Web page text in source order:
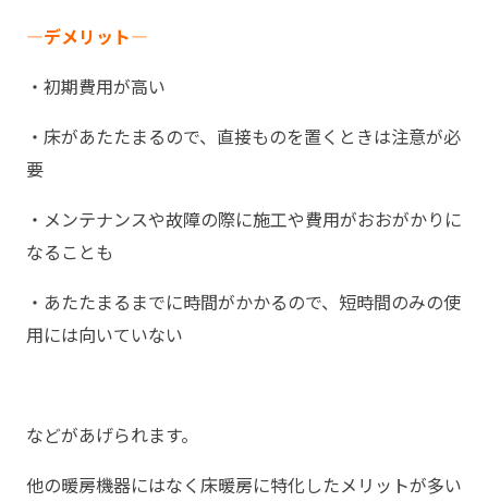
―デメリット―
・初期費用が高い
・床があたたまるので、直接ものを置くときは注意が必
要
・メンテナンスや故障の際に施工や費用がおおがかりに
なることも
・あたたまるまでに時間がかかるので、短時間のみの使
用には向いていない
などがあげられます。
他の暖房機器にはなく床暖房に特化したメリットが多い